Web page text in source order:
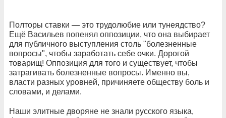
Полторы ставки — это трудолюбие или тунеядство?
Ещё Васильев попенял оппозиции, что она выбирает
для публичного выступления столь "болезненные
вопросы", чтобы заработать себе очки. Дорогой
товарищ! Оппозиция для того и существует, чтобы
затрагивать болезненные вопросы. Именно вы,
власти разных уровней, причиняете обществу боль и
словами, и делами.
Наши элитные дворяне не знали русского языка,